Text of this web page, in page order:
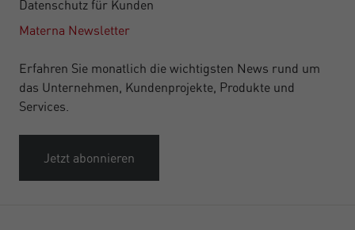
Datenschutz für Kunden
Materna Newsletter
Erfahren Sie monatlich die wichtigsten News rund um
das Unternehmen, Kundenprojekte, Produkte und
Services.
Jetzt abonnieren